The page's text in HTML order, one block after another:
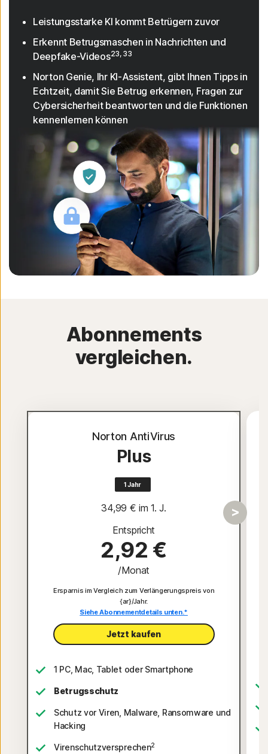
Leistungsstarke KI kommt Betrügern zuvor
Erkennt Betrugsmaschen in Nachrichten und
Deepfake-Videos23, 33
Norton Genie, Ihr KI-Assistent, gibt Ihnen Tipps in
Echtzeit, damit Sie Betrug erkennen, Fragen zur
Cybersicherheit beantworten und die Funktionen
kennenlernen können
Abonnements
vergleichen.
Norton AntiVirus
Plus
1 Jahr
34,99 € im 1. J.
Entspricht
2,92 €
/Monat
Ersparnis im Vergleich zum Verlängerungspreis von
{ar}/Jahr.
Siehe Abonnementdetails unten.*
Jetzt kaufen
1 PC, Mac, Tablet oder Smartphone
Betrugsschutz
Schutz vor Viren, Malware, Ransomware und
Hacking
Virenschutzversprechen2